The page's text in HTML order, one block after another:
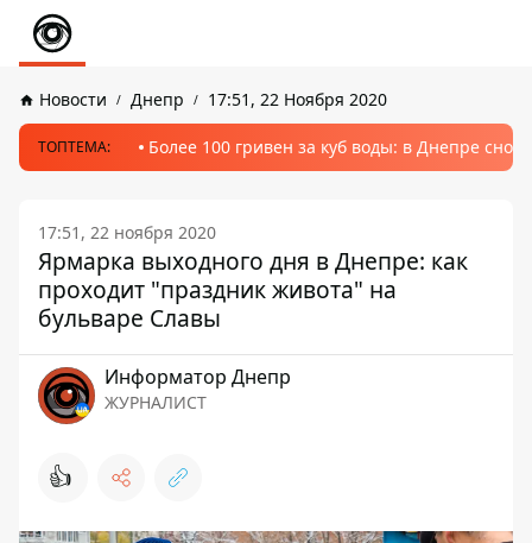
Новости Днепр 17:51, 22 Ноября 2020
ТОПТЕМА: Более 100 гривен за куб воды: в Днепре
17:51, 22 ноября 2020
Ярмарка выходного дня в Днепре: как
проходит "праздник живота" на
бульваре Славы
Информатор Днепр
ЖУРНАЛИСТ
👍